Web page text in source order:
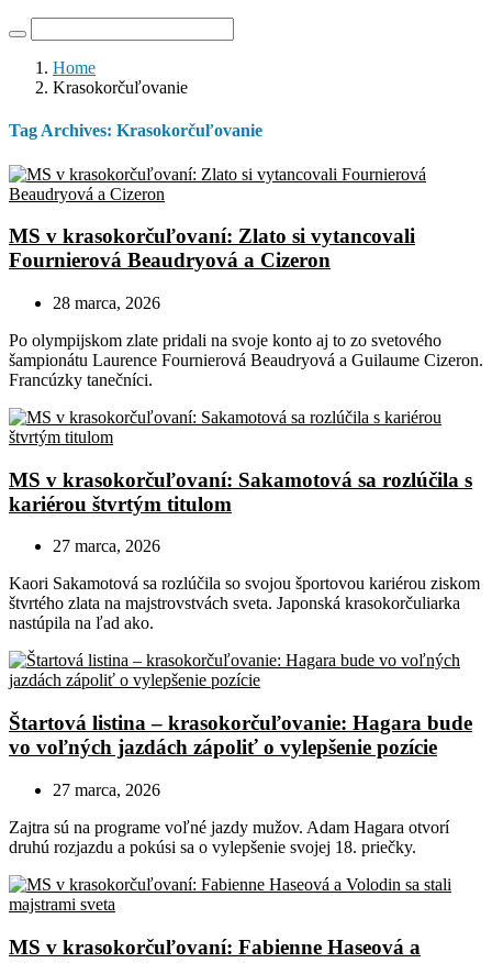
Home
Krasokorčuľovanie
Tag Archives: Krasokorčuľovanie
MS v krasokorčuľovaní: Zlato si vytancovali
Fournierová Beaudryová a Cizeron
28 marca, 2026
Po olympijskom zlate pridali na svoje konto aj to zo svetového
šampionátu Laurence Fournierová Beaudryová a Guilaume Cizeron.
Francúzky tanečníci.
MS v krasokorčuľovaní: Sakamotová sa rozlúčila s
kariérou štvrtým titulom
27 marca, 2026
Kaori Sakamotová sa rozlúčila so svojou športovou kariérou ziskom
štvrtého zlata na majstrovstvách sveta. Japonská krasokorčuliarka
nastúpila na ľad ako.
Štartová listina – krasokorčuľovanie: Hagara bude
vo voľných jazdách zápoliť o vylepšenie pozície
27 marca, 2026
Zajtra sú na programe voľné jazdy mužov. Adam Hagara otvorí
druhú rozjazdu a pokúsi sa o vylepšenie svojej 18. priečky.
MS v krasokorčuľovaní: Fabienne Haseová a